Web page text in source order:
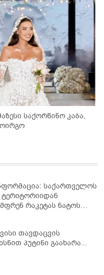
საქართველოს
რაკეტას ნატოს
ჩაუშლია
თავდაცვის
პუტინი გაახარა...